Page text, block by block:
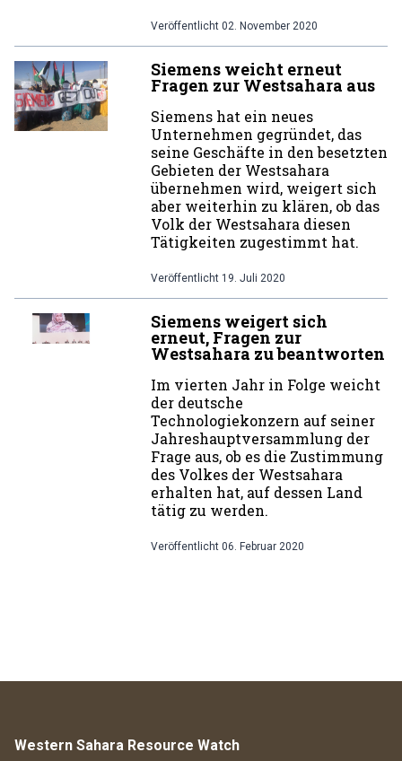
Veröffentlicht 02. November 2020
Siemens weicht erneut
Fragen zur Westsahara aus
Siemens hat ein neues
Unternehmen gegründet, das
seine Geschäfte in den besetzten
Gebieten der Westsahara
übernehmen wird, weigert sich
aber weiterhin zu klären, ob das
Volk der Westsahara diesen
Tätigkeiten zugestimmt hat.
Veröffentlicht 19. Juli 2020
Siemens weigert sich
erneut, Fragen zur
Westsahara zu beantworten
Im vierten Jahr in Folge weicht
der deutsche
Technologiekonzern auf seiner
Jahreshauptversammlung der
Frage aus, ob es die Zustimmung
des Volkes der Westsahara
erhalten hat, auf dessen Land
tätig zu werden.
Veröffentlicht 06. Februar 2020
Western Sahara Resource Watch